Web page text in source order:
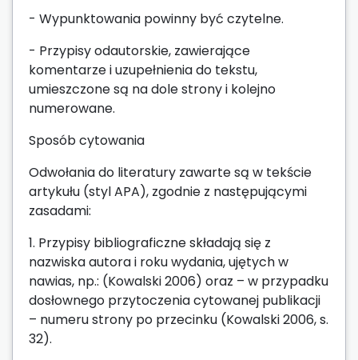
- Wypunktowania powinny być czytelne.
- Przypisy odautorskie, zawierające
komentarze i uzupełnienia do tekstu,
umieszczone są na dole strony i kolejno
numerowane.
Sposób cytowania
Odwołania do literatury zawarte są w tekście
artykułu (styl APA), zgodnie z następującymi
zasadami:
1. Przypisy bibliograficzne składają się z
nazwiska autora i roku wydania, ujętych w
nawias, np.: (Kowalski 2006) oraz – w przypadku
dosłownego przytoczenia cytowanej publikacji
– numeru strony po przecinku (Kowalski 2006, s.
32).